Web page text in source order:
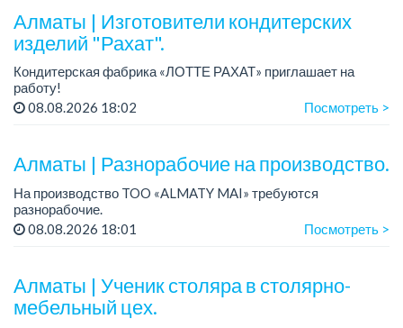
Алматы | Изготовители кондитерских
изделий "Рахат".
Кондитерская фабрика «ЛОТТЕ РАХАТ» приглашает на
работу!
График работы: сменный.
08.08.2026 18:02 Посмотреть >
Алматы | Разнорабочие на производство.
На производство TOO «ALMATY MAI» требуются
разнорабочие.
Зарплата: от 250 000 до 300 000 тенге на руки.
08.08.2026 18:01 Посмотреть >
Алматы | Ученик столяра в столярно-
мебельный цех.